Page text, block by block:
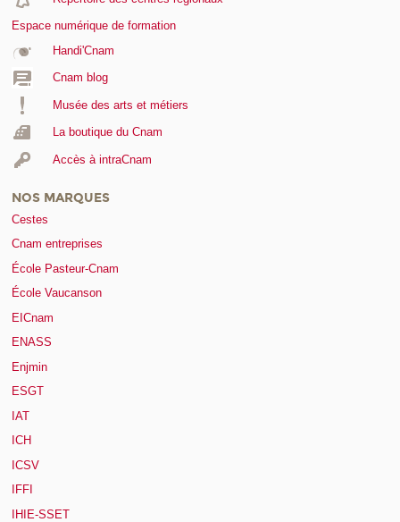
Espace numérique de formation
Handi'Cnam
Cnam blog
Musée des arts et métiers
La boutique du Cnam
Accès à intraCnam
NOS MARQUES
Cestes
Cnam entreprises
École Pasteur-Cnam
École Vaucanson
EICnam
ENASS
Enjmin
ESGT
IAT
ICH
ICSV
IFFI
IHIE-SSET